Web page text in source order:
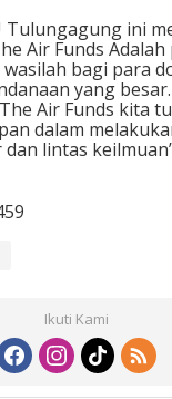
Tulungagung ini
Air Funds
bagi para
yang
Air Funds kita
dalam
lintas
Ikuti Kami